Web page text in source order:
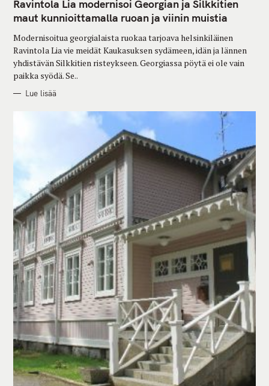
E
G
O
I
E
S
Ravintola Lia modernisoi Georgian ja Silkkitien
maut kunnioittamalla ruoan ja viinin muistia
Modernisoitua georgialaista ruokaa tarjoava helsinkiläinen
Ravintola Lia vie meidät Kaukasuksen sydämeen, idän ja lännen
yhdistävän Silkkitien risteykseen. Georgiassa pöytä ei ole vain
paikka syödä. Se..
Lue lisää